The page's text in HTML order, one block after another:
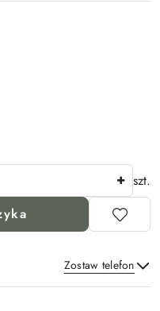
szt.
Zostaw telefon